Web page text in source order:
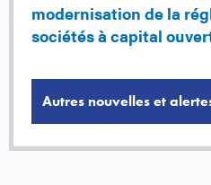
modernisation de la
sociétés à capital
Autres nouvelles et